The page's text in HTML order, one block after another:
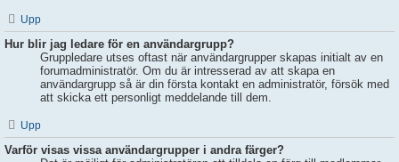
Upp
Hur blir jag ledare för en användargrupp?
Gruppledare utses oftast när användargrupper skapas initialt av en
forumadministratör. Om du är intresserad av att skapa en
användargrupp så är din första kontakt en administratör, försök med
att skicka ett personligt meddelande till dem.
Upp
Varför visas vissa användargrupper i andra färger?